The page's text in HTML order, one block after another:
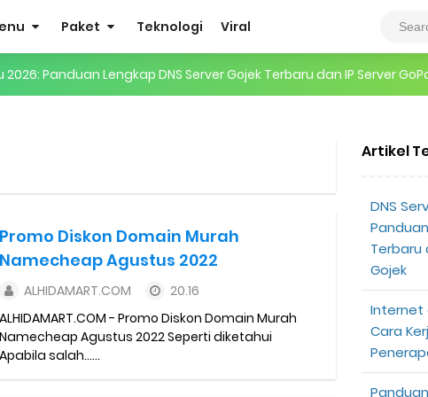
Paket Teknologi Viral
2026: Panduan Lengkap DNS Server Gojek Terbaru dan IP Server
ENHYPEN di Jakarta: Tips War Tiket, Persiapan, dan Hal yang Perlu
Grabcar Terbaru
Syarat dan Komisinya
Diterima
Online Terbaru Dari Grab
Gratis
Promo Diskon Domain Murah
Namecheap Agustus 2022
ALHIDAMART.COM
20.16
ALHIDAMART.COM - Promo Diskon Domain Murah
Namecheap Agustus 2022 Seperti diketahui
Apabila salah......
Artikel
DNS
Terbaru
Gojek
Internet
Cara